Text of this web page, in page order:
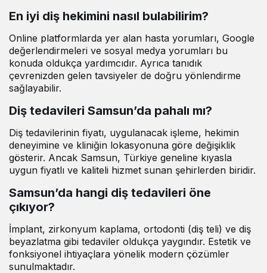
En iyi diş hekimini nasıl bulabilirim?
Online platformlarda yer alan hasta yorumları, Google
değerlendirmeleri ve sosyal medya yorumları bu
konuda oldukça yardımcıdır. Ayrıca tanıdık
çevrenizden gelen tavsiyeler de doğru yönlendirme
sağlayabilir.
Diş tedavileri Samsun’da pahalı mı?
Diş tedavilerinin fiyatı, uygulanacak işleme, hekimin
deneyimine ve kliniğin lokasyonuna göre değişiklik
gösterir. Ancak Samsun, Türkiye geneline kıyasla
uygun fiyatlı ve kaliteli hizmet sunan şehirlerden biridir.
Samsun’da hangi diş tedavileri öne
çıkıyor?
İmplant, zirkonyum kaplama, ortodonti (diş teli) ve diş
beyazlatma gibi tedaviler oldukça yaygındır. Estetik ve
fonksiyonel ihtiyaçlara yönelik modern çözümler
sunulmaktadır.